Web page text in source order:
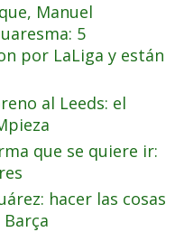
Manuel
5
por LaLiga y están
al Leeds: el
que se quiere ir:
hacer las cosas